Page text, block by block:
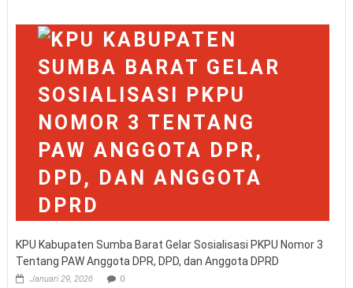
KPU Kabupaten Sumba Barat Gelar Sosialisasi PKPU Nomor 3
Tentang PAW Anggota DPR, DPD, dan Anggota DPRD
Januari 29, 2026 0